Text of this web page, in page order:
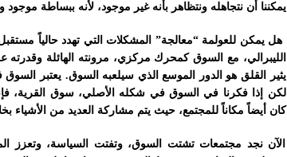
يمكننا أن نتجاهله ونتظاهر بأنه غير موجود، لأنه ببساطة
هل يمكن للعولمة “معالجة” المشكلات التي تهدد حالياً
الليبرالي، مع السوق كمحرك مركزي، مرونته الهائلة وقدرته
يثير القلق هو الدور الموسع الذي سيلعبه السوق. يعتبر
لكن إذا فكرنا في السوق في شكله الأصلي، سوق القرية،
كان أيضاً مكاناً للمجتمع، حيث يتم مشاركة العديد من الأشياء
الآن نجد مجتمعات تشتت السوق، وتفتت السياسة، وتعزز